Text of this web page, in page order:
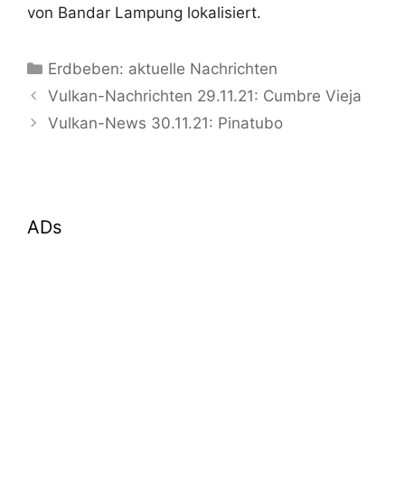
von Bandar Lampung lokalisiert.
Kategorien
Erdbeben: aktuelle Nachrichten
Vulkan-Nachrichten 29.11.21: Cumbre Vieja
Vulkan-News 30.11.21: Pinatubo
ADs